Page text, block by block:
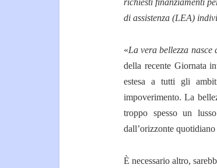
richiesti finanziamenti
di assistenza (LEA)
«La vera bellezza nasce
della recente Giornata
estesa a tutti gli
impoverimento. La
troppo spesso un
dall’orizzonte
È necessario altro,